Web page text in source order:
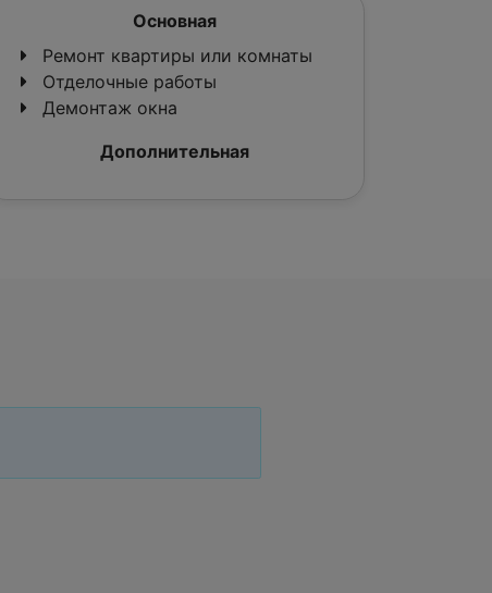
Основная
Ремонт квартиры или комнаты
Отделочные работы
Демонтаж окна
Дополнительная